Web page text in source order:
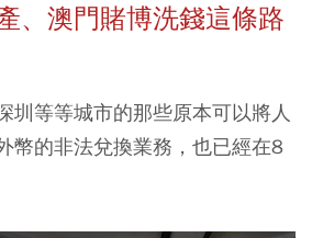
、澳門賭博洗錢這條路
圳等等城市的那些原本可以將人
幣的非法兌換業務，也已經在8